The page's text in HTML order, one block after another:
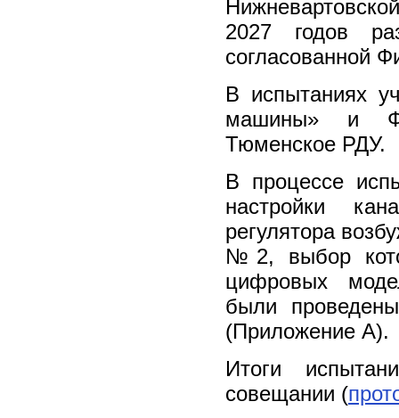
2027 годов
согласованной
В испытаниях
машины» и
Тюменское РДУ.
В процессе
настройки
регулятора
№2, выбор
цифровых
были
(Приложение А).
Итоги
совещании (